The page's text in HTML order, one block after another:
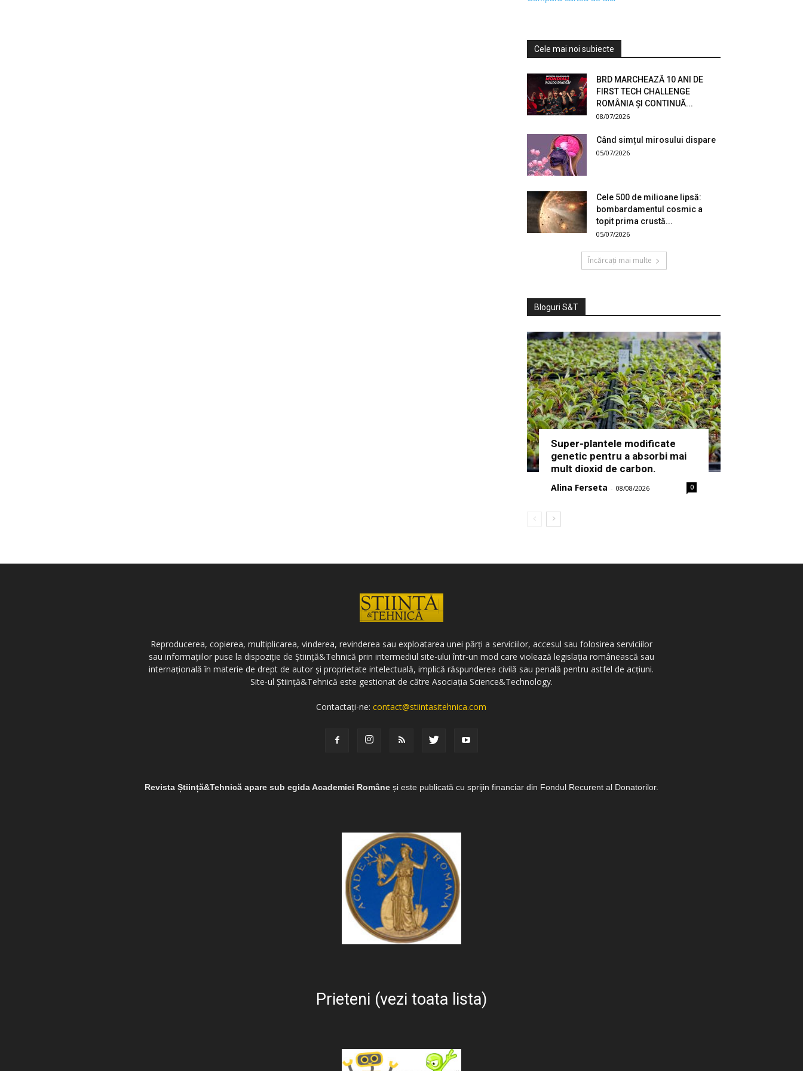
Cele mai noi subiecte
BRD MARCHEAZĂ 10 ANI DE
FIRST TECH CHALLENGE
ROMÂNIA ȘI CONTINUĂ...
08/07/2026
Când simțul mirosului dispare
05/07/2026
Cele 500 de milioane lipsă:
bombardamentul cosmic a
topit prima crustă...
05/07/2026
Încărcați mai multe
Bloguri S&T
Super-plantele modificate
genetic pentru a absorbi mai
mult dioxid de carbon.
Alina Ferseta - 08/08/2026 0
Reproducerea, copierea, multiplicarea, vinderea, revinderea sau exploatarea unei părți a serviciilor, accesul sau folosirea serviciilor
sau informațiilor puse la dispoziție de Știință&Tehnică prin intermediul site-ului într-un mod care violează legislația românească sau
internațională în materie de drept de autor și proprietate intelectuală, implică răspunderea civilă sau penală pentru astfel de acțiuni.
Site-ul Știință&Tehnică este gestionat de către Asociația Science&Technology.
Contactați-ne:contact@stiintasitehnica.com
Revista Știință&Tehnică apare sub egida Academiei Române și este publicată cu sprijin financiar din Fondul Recurent al Donatorilor.
Prieteni (vezi toata lista)